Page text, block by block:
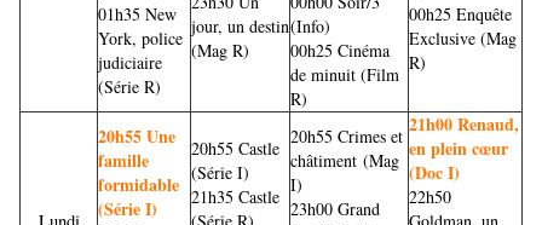
01h35 New
York, police
judiciaire
(Série R)
jour, un destin
(Mag R)
(Info)
00h25 Cinéma
de minuit (Film
R)
00h25 Enquête
Exclusive (Mag
R)
20h55 Une
famille
formidable
(Série I)
20h55 Castle
(Série I)
21h35 Castle
20h55 Crimes et
châtiment (Mag
I)
23h00 Grand
21h00 Renaud,
en plein cœur
(Doc I)
22h50